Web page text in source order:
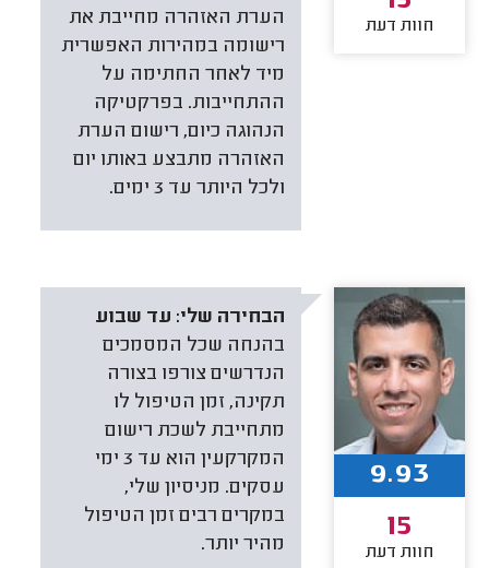
הערת האזהרה מחייבת את
רישומה במהירות האפשרית
מיד לאחר החתימה על
ההתחייבות. בפרקטיקה
הנהוגה כיום, רישום הערת
האזהרה מתבצע באותו יום
ולכל היותר עד 3 ימים.
חוות דעת
הבחירה שלי: עד שבוע
בהנחה שכל המסמכים
הנדרשים צורפו בצורה
תקינה, זמן הטיפול לו
מתחייבת לשכת רישום
המקרקעין הוא עד 3 ימי
עסקים. מניסיון שלי,
במקרים רבים זמן הטיפול
מהיר יותר.
9.93
15
חוות דעת